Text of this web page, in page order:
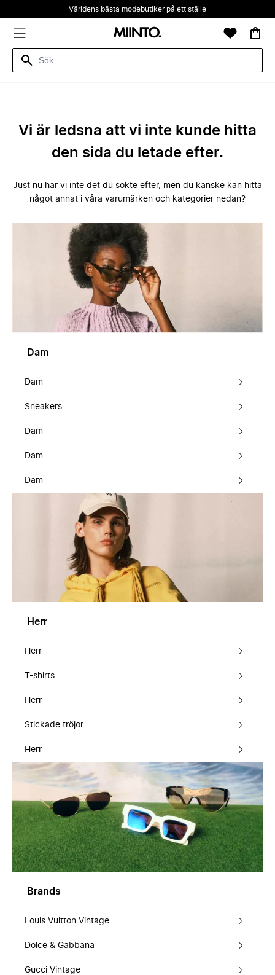
Världens bästa modebutiker på ett ställe
Vi är ledsna att vi inte kunde hitta
den sida du letade efter.
Just nu har vi inte det du sökte efter, men du kanske kan hitta
något annat i våra varumärken och kategorier nedan?
Dam
Dam
Sneakers
Dam
Dam
Dam
Herr
Herr
T-shirts
Herr
Stickade tröjor
Herr
Brands
Louis Vuitton Vintage
Dolce & Gabbana
Gucci Vintage